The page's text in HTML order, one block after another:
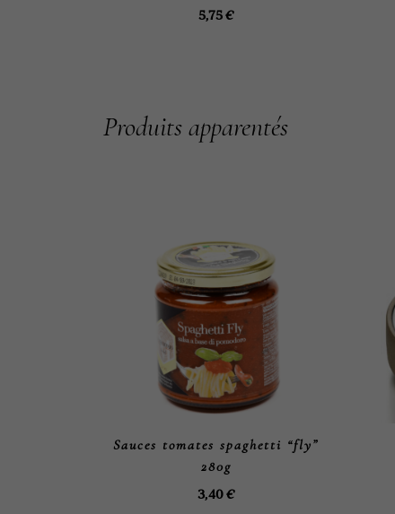
5,75€
Produits apparentés
Sauces tomates spaghetti “fly”
280g
3,40€